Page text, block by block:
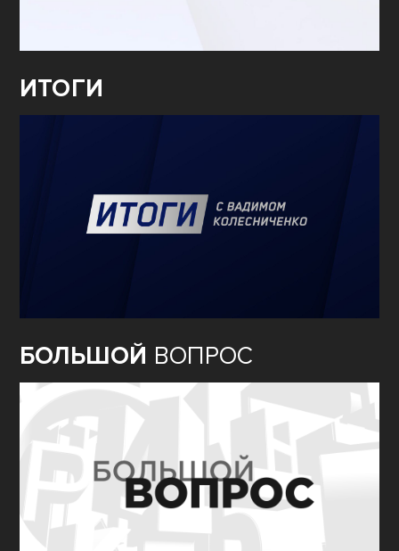
ИТОГИ
БОЛЬШОЙ ВОПРОС